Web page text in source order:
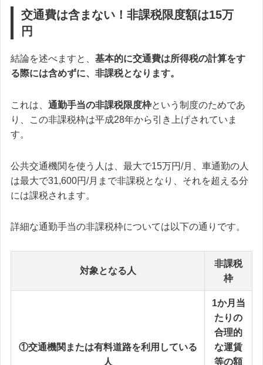
交通費は含まない！非課税限度額は15万
円
結論を述べますと、 基本的に交通費は所得税の計算をす
る際には含めずに、非課税となります。
これは、 通勤手当の非課税限度枠という制度のためであ
り、この非課税枠は平成28年から引き上げされていま
す。
公共交通機関を使う人は、最大で15万円/月、車通勤の人
は最大で31,600円/月まで非課税となり、それを超える分
には課税されます。
詳細な通勤手当の非課税枠については以下の通りです。
対象となる人
非課税
枠
①交通機関または有料道路を利用している
人
1か月当
たりの
合理的
な運賃
等の額